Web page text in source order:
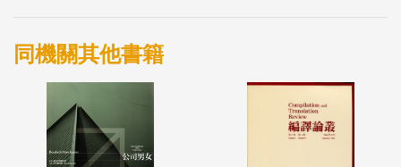
點，觀察道教對於這部經典之諸端「詮釋現象」，以
凸顯出道教在當時諸多思潮澎湃下並未缺席，從而看
出《道德經》在道教中的地位與意義，並與當時之玄
學與佛學形成強烈對比。
同機關其他書籍